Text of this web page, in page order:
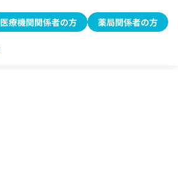
医療機関関係者の方 薬局関係者の方